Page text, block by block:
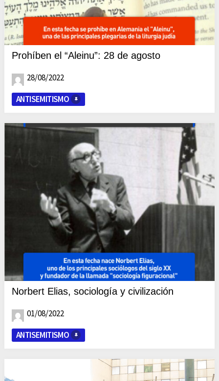
Prohíben el “Aleinu”: 28 de agosto
28/08/2022
ANTISEMITISMO
Norbert Elias, sociología y civilización
01/08/2022
ANTISEMITISMO